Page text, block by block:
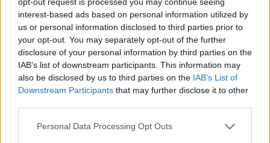
interest-based ads based on personal information utilized by
us or personal information disclosed to third parties prior to
your opt-out. You may separately opt-out of the further
disclosure of your personal information by third parties on the
IAB’s list of downstream participants. This information may
also be disclosed by us to third parties on the IAB’s List of
Downstream Participants that may further disclose it to other
Personal Data Processing Opt Outs
La dirigenza deiGlaziersstarebbe valutando nuove
opzioni in caso di cessione diEberechi Eze, uno dei
giocatori più talentuosi della rosa allenata da Oliver
Glasner. L’eventuale addio del fantasista nigeriano-inglese
spingerebbe infatti il club londinese a cercare un profilo
offensivo capace di garantire qualità, gol e assist.
I numeri di Christos Tzolis al Club
Brugge